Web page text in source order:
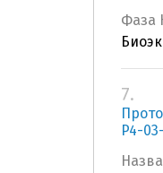
Фаза
7.
P4-